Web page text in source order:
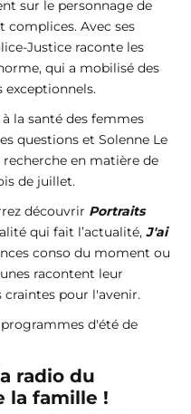
sur le personnage de
complices. Avec ses
Justice raconte les
qui a mobilisé des
exceptionnels.
la santé des femmes
questions et Solenne Le
recherche en matière de
de juillet.
découvrir Portraits
qui fait l’actualité, J'ai
conso du moment ou
racontent leur
craintes pour l'avenir.
d'été de
radio du
la famille !